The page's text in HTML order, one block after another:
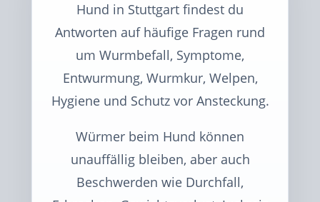
Hund in Stuttgart findest du
Antworten auf häufige Fragen rund
um Wurmbefall, Symptome,
Entwurmung, Wurmkur, Welpen,
Hygiene und Schutz vor Ansteckung.
Würmer beim Hund können
unauffällig bleiben, aber auch
Beschwerden wie Durchfall,